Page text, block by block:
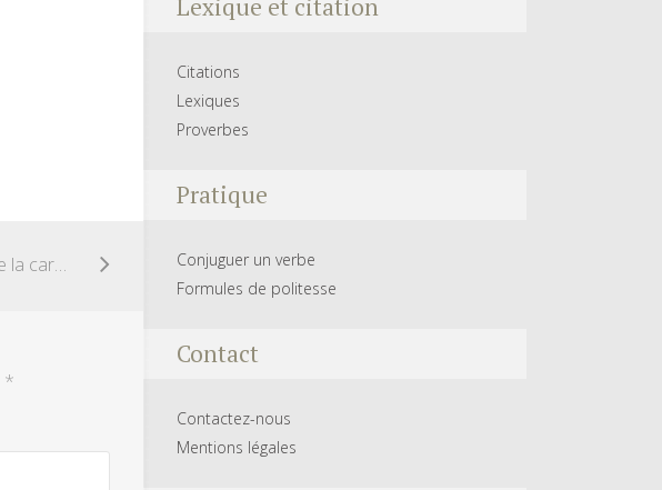
Demande de prise en charge de la carte orange
*
Lexique et citation
Citations
Lexiques
Proverbes
Pratique
Conjuguer un verbe
Formules de politesse
Contact
Contactez-nous
Mentions légales